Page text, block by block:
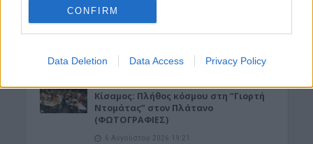
CONFIRM
Data Deletion Data Access Privacy Policy
ΓΕΎΣΗ - ΨΥΧΑΓΩΓΊΑ
Μεταμόρφωση του Σωτήρος: Σήμερα
τρώνε ψάρι όσοι νηστεύουν
6 Αυγούστου 2026 19:27
Κίσαμος: Πλήθος κόσμου στη “Γιορτή
Ντομάτας” στον Πλάτανο
(ΦΩΤΟΓΡΑΦΙΕΣ)
6 Αυγούστου 2026 19:21